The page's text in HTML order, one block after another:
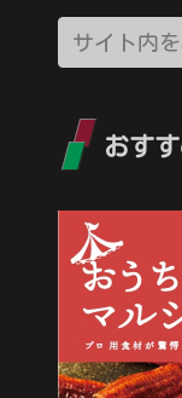
おす